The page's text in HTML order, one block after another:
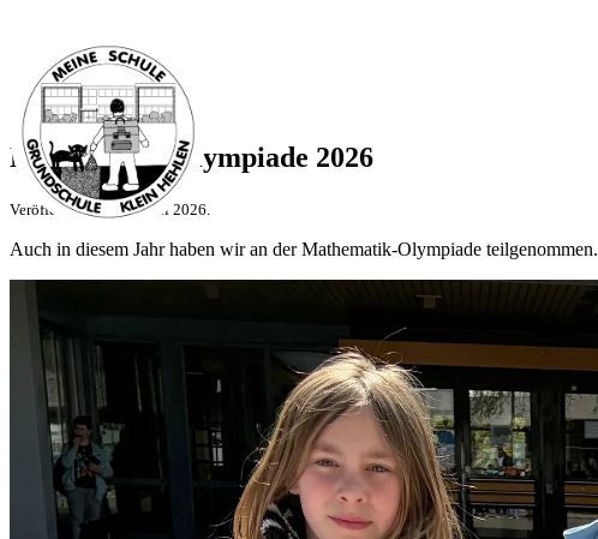
Mathematik-Olympiade 2026
Veröffentlicht am 3. Juni 2026.
Auch in diesem Jahr haben wir an der Mathematik-Olympiade teilgenommen.